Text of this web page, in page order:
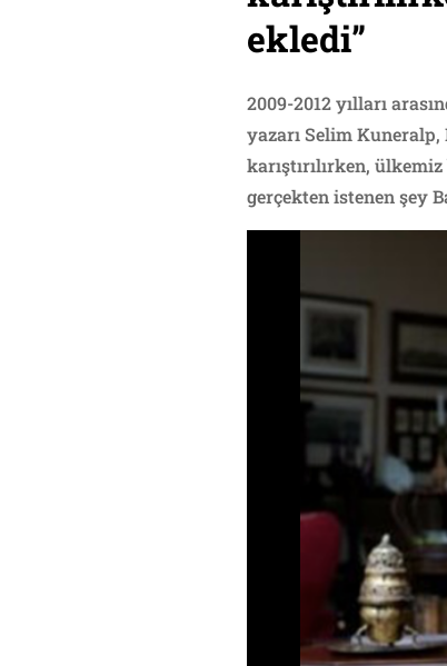
ekledi”
2009-2012 yılları
yazarı Selim Kuneralp,
karıştırılırken,
gerçekten istenen şey